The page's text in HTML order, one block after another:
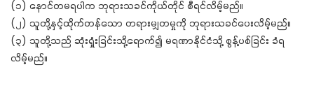
(၁) နောင်တမရပါက ဘုရားသခင်ကိုယ်တိုင် စီရင်လိမ့်မည်။
(၂) သူတို့နှင့်ထိုက်တန်သော တရားမျှတမှုကို ဘုရားသခင်ပေးလိမ့်မည်။
(၃) သူတို့သည် ဆုံးရှုံးခြင်းသို့ရောက်၍ မရဏာနိုင်ငံသို့ စွန့်ပစ်ခြင်း ခံရ
လိမ့်မည်။